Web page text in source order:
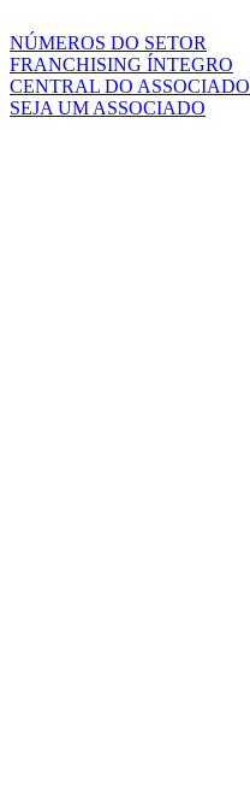
NÚMEROS DO SETOR
FRANCHISING ÍNTEGRO
CENTRAL DO ASSOCIADO
SEJA UM ASSOCIADO